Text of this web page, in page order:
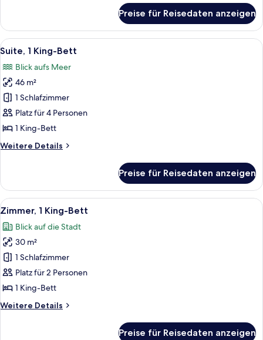
Zimmer
(Family
Executive
Preise für Reisedaten anzeigen
Alle
Fotos
für
Suite,
1 King-
Bett
anzeigen
Ein Hotelzimmer mit einem großen
7
Suite, 1 King-Bett
Blick aufs Meer
46 m²
1 Schlafzimmer
Platz für 4 Personen
1 King-Bett
Weitere Details
Weitere
1 King-
Bett
Preise für Reisedaten anzeigen
Alle
Fotos
für
Zimmer,
1 King-
Bett
anzeigen
Ein Hotelzimmer mit einem großen
10
Zimmer, 1 King-Bett
Blick auf die Stadt
30 m²
1 Schlafzimmer
Platz für 2 Personen
1 King-Bett
Weitere Details
Weitere
Preise für Reisedaten anzeigen